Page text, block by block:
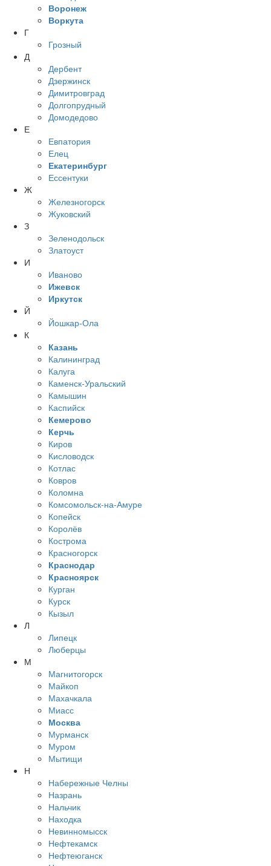
Воронеж
Воркута
Г
Грозный
Д
Дербент
Дзержинск
Димитровград
Долгопрудный
Домодедово
Е
Евпатория
Елец
Екатеринбург
Ессентуки
Ж
Железногорск
Жуковский
З
Зеленодольск
Златоуст
И
Иваново
Ижевск
Иркутск
Й
Йошкар-Ола
К
Казань
Калининград
Калуга
Каменск-Уральский
Камышин
Каспийск
Кемерово
Керчь
Киров
Кисловодск
Котлас
Ковров
Коломна
Комсомольск-на-Амуре
Копейск
Королёв
Кострома
Красногорск
Краснодар
Красноярск
Курган
Курск
Кызыл
Л
Липецк
Люберцы
М
Магнитогорск
Майкоп
Махачкала
Миасс
Москва
Мурманск
Муром
Мытищи
Н
Набережные Челны
Назрань
Нальчик
Находка
Невинномысск
Нефтекамск
Нефтеюганск